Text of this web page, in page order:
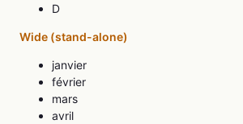
D
Wide (stand-alone)
janvier
février
mars
avril